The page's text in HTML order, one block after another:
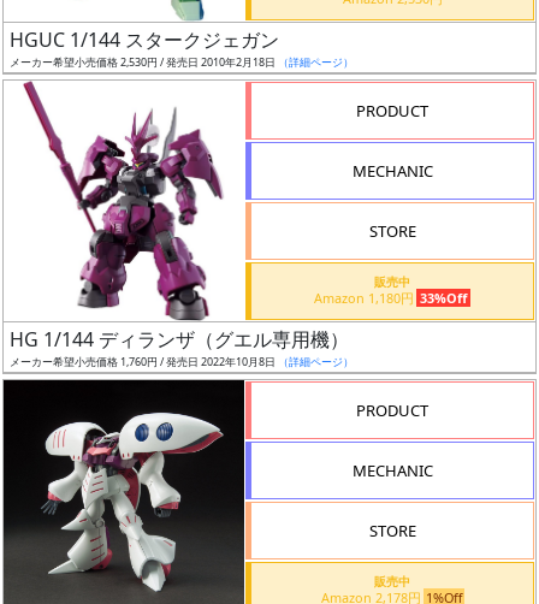
況
売
切
抽
選
活
HGUC 1/144 スタークジェガン
メーカー希望小売価格 2,530円 / 発売日 2010年2月18日 （詳細ページ）
PRODUCT
MECHANIC
STORE
販売中
Amazon 1,180円 33%Off
HG 1/144 ディランザ（グエル専用機）
メーカー希望小売価格 1,760円 / 発売日 2022年10月8日 （詳細ページ）
PRODUCT
MECHANIC
STORE
販売中
Amazon 2,178円 1%Off